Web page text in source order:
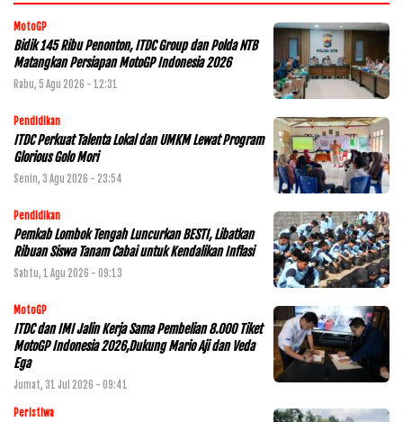
MotoGP
Bidik 145 Ribu Penonton, ITDC Group dan Polda NTB
Matangkan Persiapan MotoGP Indonesia 2026
Rabu, 5 Agu 2026 - 12:31
Pendidikan
ITDC Perkuat Talenta Lokal dan UMKM Lewat Program
Glorious Golo Mori
Senin, 3 Agu 2026 - 23:54
Pendidikan
Pemkab Lombok Tengah Luncurkan BESTI, Libatkan
Ribuan Siswa Tanam Cabai untuk Kendalikan Inflasi
Sabtu, 1 Agu 2026 - 09:13
MotoGP
ITDC dan IMI Jalin Kerja Sama Pembelian 8.000 Tiket
MotoGP Indonesia 2026,Dukung Mario Aji dan Veda
Ega
Jumat, 31 Jul 2026 - 09:41
Peristiwa